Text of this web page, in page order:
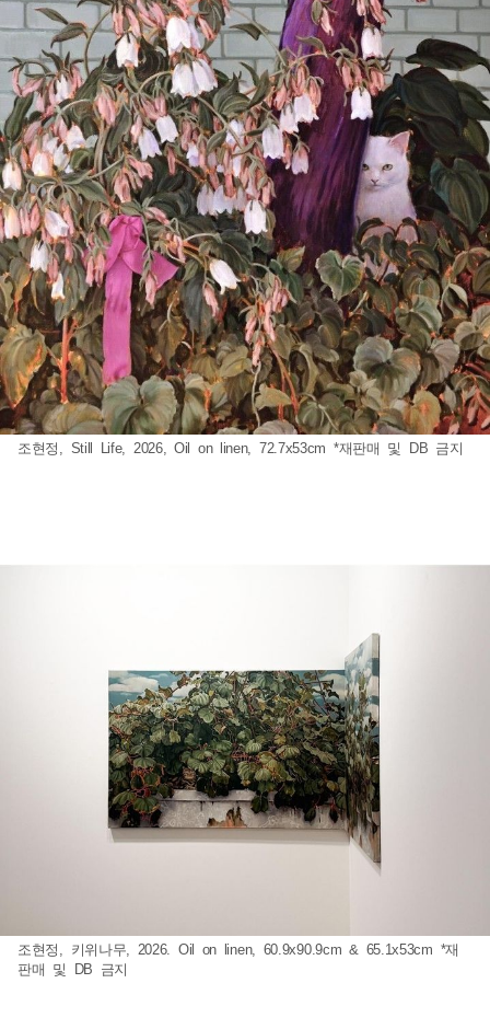
조현정, Still Life, 2026, Oil on linen, 72.7x53cm *재판매 및 DB 금지
조현정, 키위나무, 2026. Oil on linen, 60.9x90.9cm & 65.1x53cm *재
판매 및 DB 금지